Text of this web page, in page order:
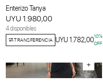
Enterizo Tanya
UYU 1.980,00
4 disponibles
TRANSFERENCIA UYU 1.782,0010%
OFF
+